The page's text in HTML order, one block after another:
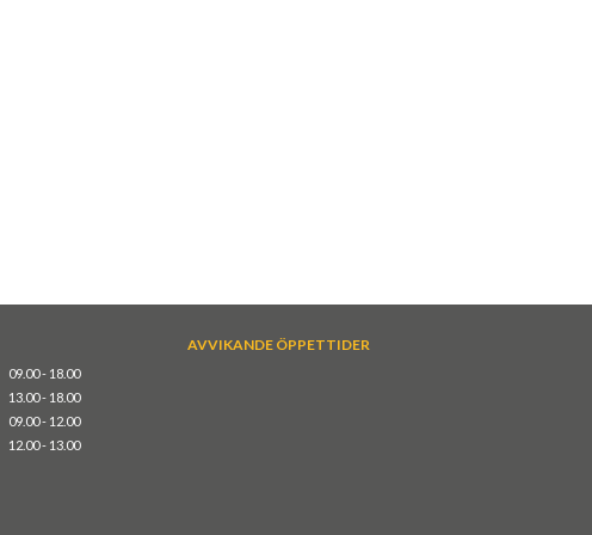
09.00 - 18.00
13.00 - 18.00
09.00 - 12.00
12.00 - 13.00
AVVIKANDE ÖPPETTIDER